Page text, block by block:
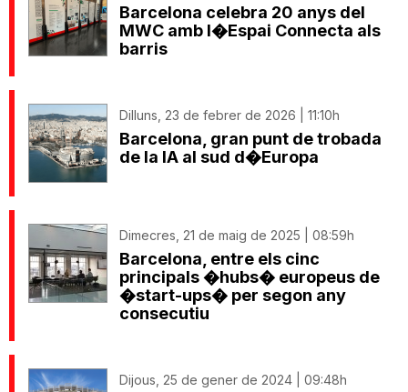
Barcelona celebra 20 anys del
MWC amb l�Espai Connecta als
barris
Dilluns, 23 de febrer de 2026 | 11:10h
Barcelona, gran punt de trobada
de la IA al sud d�Europa
Dimecres, 21 de maig de 2025 | 08:59h
Barcelona, entre els cinc
principals �hubs� europeus de
�start-ups� per segon any
consecutiu
Dijous, 25 de gener de 2024 | 09:48h